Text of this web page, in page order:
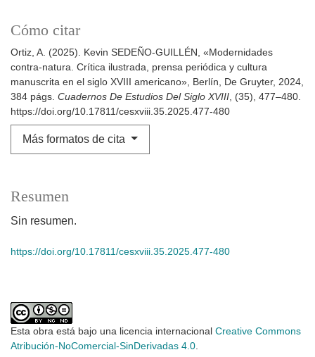
Cómo citar
Ortiz, A. (2025). Kevin SEDEÑO-GUILLÉN, «Modernidades
contra-natura. Crítica ilustrada, prensa periódica y cultura
manuscrita en el siglo XVIII americano», Berlín, De Gruyter, 2024,
384 págs. Cuadernos De Estudios Del Siglo XVIII , (35), 477–480.
https://doi.org/10.17811/cesxviii.35.2025.477-480
Más formatos de cita
Resumen
Sin resumen.
https://doi.org/10.17811/cesxviii.35.2025.477-480
Esta obra está bajo una licencia internacional Creative Commons
Atribución-NoComercial-SinDerivadas 4.0